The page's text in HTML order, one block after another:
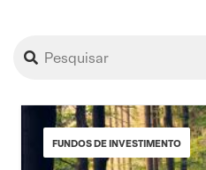
FUNDOS DE INVESTIMENTO